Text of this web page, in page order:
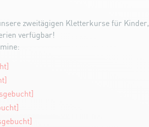
zweitägigen Kletterkurse für Kinder,
verfügbar!